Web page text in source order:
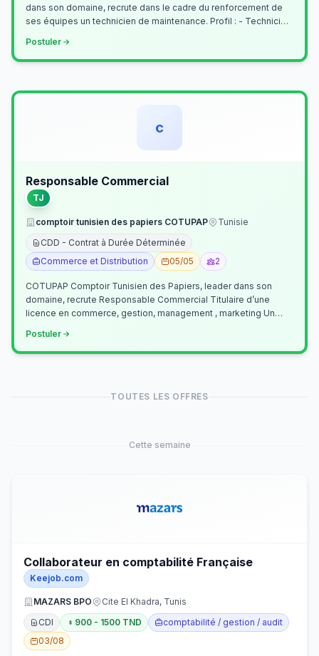
dans son domaine, recrute dans le cadre du renforcement de
ses équipes un technicien de maintenance. Profil : - Technicien
Postuler
c
Responsable Commercial
TJ
comptoir tunisien des papiers COTUPAP
Tunisie
CDD - Contrat à Durée Déterminée
Commerce et Distribution
05/05 2
COTUPAP Comptoir Tunisien des Papiers, leader dans son
domaine, recrute Responsable Commercial Titulaire d’une
licence en commerce, gestion, management , marketing Un
Postuler
TOUTES LES OFFRES
Cette semaine
Collaborateur en comptabilité Française
Keejob.com
MAZARS BPO
Cite El Khadra, Tunis
CDI
900 - 1500 TND
comptabilité / gestion / audit
03/08